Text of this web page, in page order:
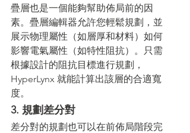
疊層也是一個能夠幫助佈局前的因
素。疊層編輯器允許您輕鬆規劃，並
展示物理屬性（如層厚和材料）如何
影響電氣屬性（如特性阻抗）。只需
根據設計的阻抗目標進行規劃，
HyperLynx 就能計算出該層的合適寬
度。
3. 規劃差分對
差分對的規劃也可以在前佈局階段完